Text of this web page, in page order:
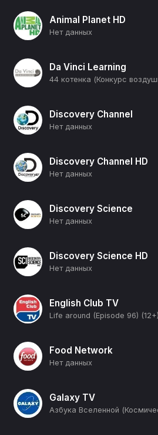
Animal Planet HD
Нет данных
Da Vinci Learning
44 котенка (Конкурс
Discovery Channel
Нет данных
Discovery Channel HD
Нет данных
Discovery Science
Нет данных
Discovery Science HD
Нет данных
English Club TV
Life around (Episode 96) (12+)
Food Network
Нет данных
Galaxy TV
Азбука Вселенной